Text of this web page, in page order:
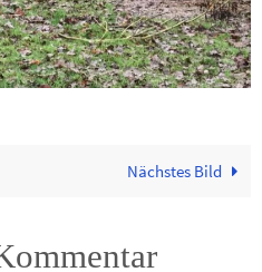
Nächstes Bild